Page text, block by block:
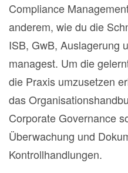
Compliance
anderem, wie du die
ISB, GwB, Auslagerung
managest. Um die
die Praxis umzusetzen
das
Corporate Governance
Überwachung und
Kontrollhandlungen.